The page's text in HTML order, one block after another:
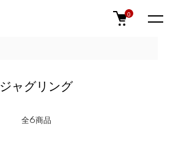
0
ジャグリング
全6商品